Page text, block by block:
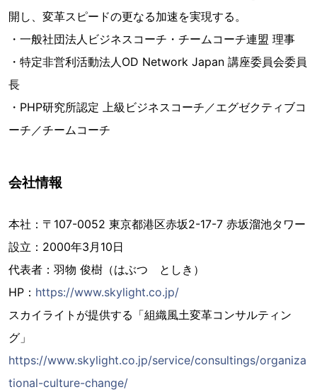
開し、変革スピードの更なる加速を実現する。
・一般社団法人ビジネスコーチ・チームコーチ連盟 理事
・特定非営利活動法人OD Network Japan 講座委員会委員
長
・PHP研究所認定 上級ビジネスコーチ／エグゼクティブコ
ーチ／チームコーチ
会社情報
本社：〒107-0052 東京都港区赤坂2-17-7 赤坂溜池タワー
設立：2000年3月10日
代表者：羽物 俊樹（はぶつ としき）
HP： https://www.skylight.co.jp/
スカイライトが提供する「組織風土変革コンサルティン
グ」
https://www.skylight.co.jp/service/consultings/organiza
tional-culture-change/